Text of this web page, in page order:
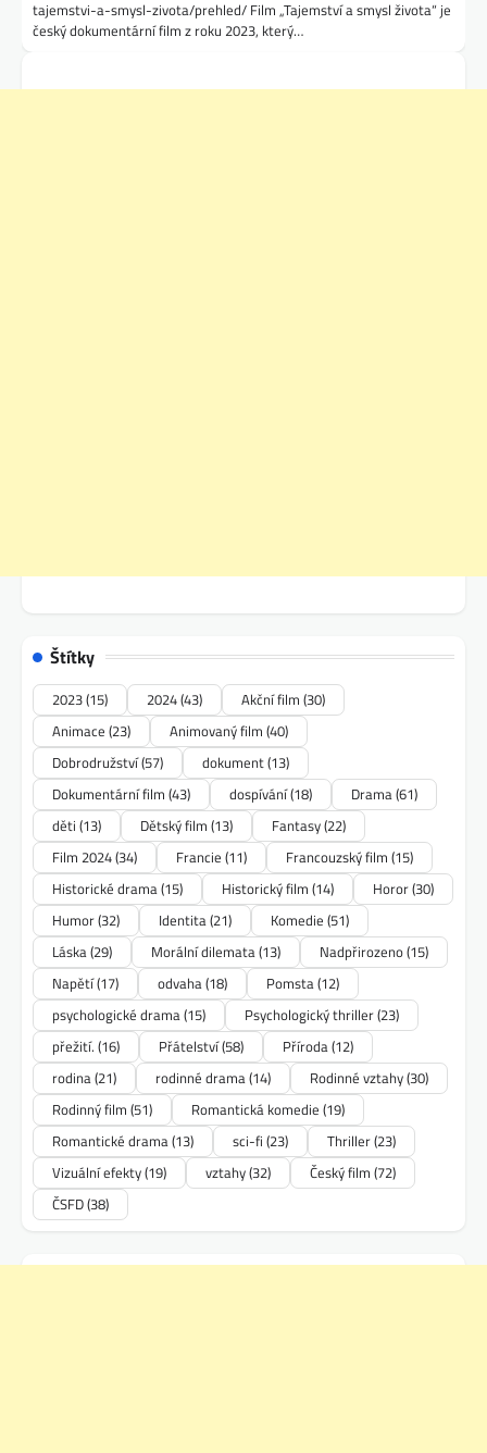
tajemstvi-a-smysl-zivota/prehled/ Film „Tajemství a smysl života“ je
český dokumentární film z roku 2023, který…
Štítky
2023(15) 2024(43) Akční film (30)
Animace (23) Animovaný film (40)
Dobrodružství(57) dokument(13)
Dokumentární film (43) dospívání(18) Drama(61)
děti (13) Dětský film (13) Fantasy(22)
Film 2024(34) Francie (11) Francouzský film (15)
Historické drama(15) Historický film (14) Horor(30)
Humor(32) Identita(21) Komedie (51)
Láska(29) Morální dilemata(13) Nadpřirozeno(15)
Napětí(17) odvaha(18) Pomsta(12)
psychologické drama(15) Psychologický thriller(23)
přežití. (16) Přátelství(58) Příroda(12)
rodina(21) rodinné drama(14) Rodinné vztahy(30)
Rodinný film (51) Romantická komedie (19)
Romantické drama(13) sci-fi (23) Thriller(23)
Vizuální efekty(19) vztahy(32) Český film (72)
ČSFD(38)